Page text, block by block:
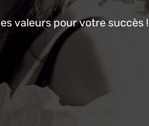
valeurs pour votre succès !